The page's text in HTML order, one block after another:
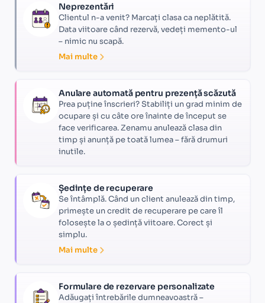
Neprezentări
Clientul n-a venit? Marcați clasa ca neplătită.
Data viitoare când rezervă, vedeți memento-ul
– nimic nu scapă.
Mai multe
Anulare automată pentru prezență scăzută
Prea puține înscrieri? Stabiliți un grad minim de
ocupare și cu câte ore înainte de început se
face verificarea. Zenamu anulează clasa din
timp și anunță pe toată lumea – fără drumuri
inutile.
Ședințe de recuperare
Se întâmplă. Când un client anulează din timp,
primește un credit de recuperare pe care îl
folosește la o ședință viitoare. Corect și
simplu.
Mai multe
Formulare de rezervare personalizate
Adăugați întrebările dumneavoastră –